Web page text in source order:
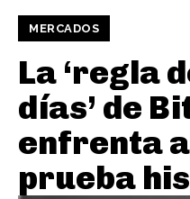
MERCADOS
La ‘regla
días’ de
enfrenta
prueba